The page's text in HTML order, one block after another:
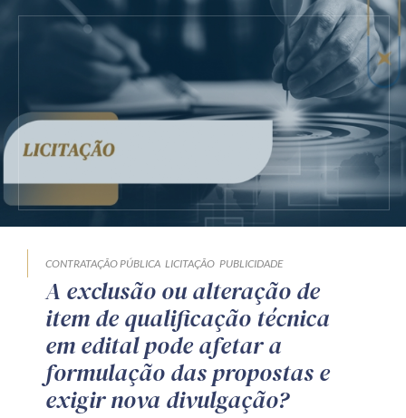
CONTRATAÇÃO PÚBLICA LICITAÇÃO PUBLICIDADE
A exclusão ou alteração de
item de qualificação técnica
em edital pode afetar a
formulação das propostas e
exigir nova divulgação?